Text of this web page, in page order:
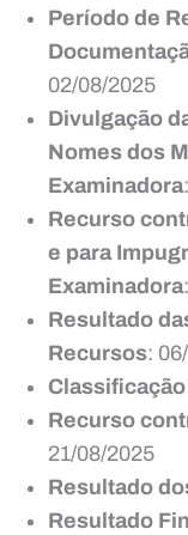
Período de
02/08/2025
Divulgação
Nomes dos
Examinadora
Recurso
e para
Examinadora
Resultado
Recursos:
Recurso
21/08/2025
Resultado
Resultado